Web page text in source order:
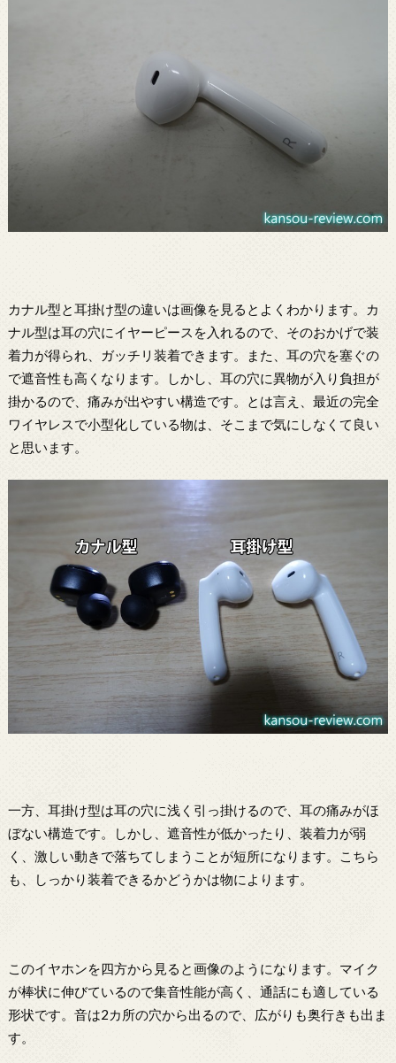
カナル型と耳掛け型の違いは画像を見るとよくわかります。カ
ナル型は耳の穴にイヤーピースを入れるので、そのおかげで装
着力が得られ、ガッチリ装着できます。また、耳の穴を塞ぐの
で遮音性も高くなります。しかし、耳の穴に異物が入り負担が
掛かるので、痛みが出やすい構造です。とは言え、最近の完全
ワイヤレスで小型化している物は、そこまで気にしなくて良い
と思います。
一方、耳掛け型は耳の穴に浅く引っ掛けるので、耳の痛みがほ
ぼない構造です。しかし、遮音性が低かったり、装着力が弱
く、激しい動きで落ちてしまうことが短所になります。こちら
も、しっかり装着できるかどうかは物によります。
このイヤホンを四方から見ると画像のようになります。マイク
が棒状に伸びているので集音性能が高く、通話にも適している
形状です。音は2カ所の穴から出るので、広がりも奥行きも出ま
す。